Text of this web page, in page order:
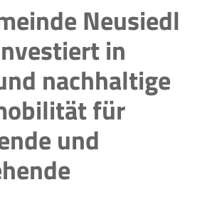
Neusiedl
in
nachhaltige
für
und